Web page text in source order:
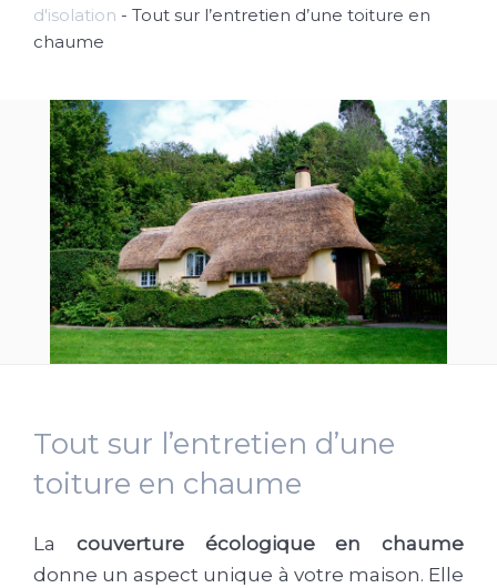
d'isolation - Tout sur l’entretien d’une toiture en
chaume
Tout sur l’entretien d’une
toiture en chaume
La couverture écologique en chaume
donne un aspect unique à votre maison. Elle